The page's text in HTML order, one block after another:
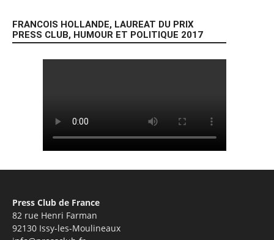
FRANCOIS HOLLANDE, LAUREAT DU PRIX
PRESS CLUB, HUMOUR ET POLITIQUE 2017
Press Club de France
82 rue Henri Farman
92130 Issy-les-Moulineaux